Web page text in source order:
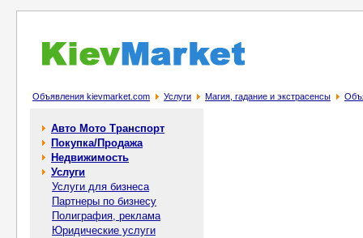
Объявления kievmarket.com Услуги Магия, гадание и экстрасенсы
Авто Мото Транспорт
Покупка/Продажа
Недвижимость
Услуги
Услуги для бизнеса
Партнеры по бизнесу
Полиграфия, реклама
Юридические услуги